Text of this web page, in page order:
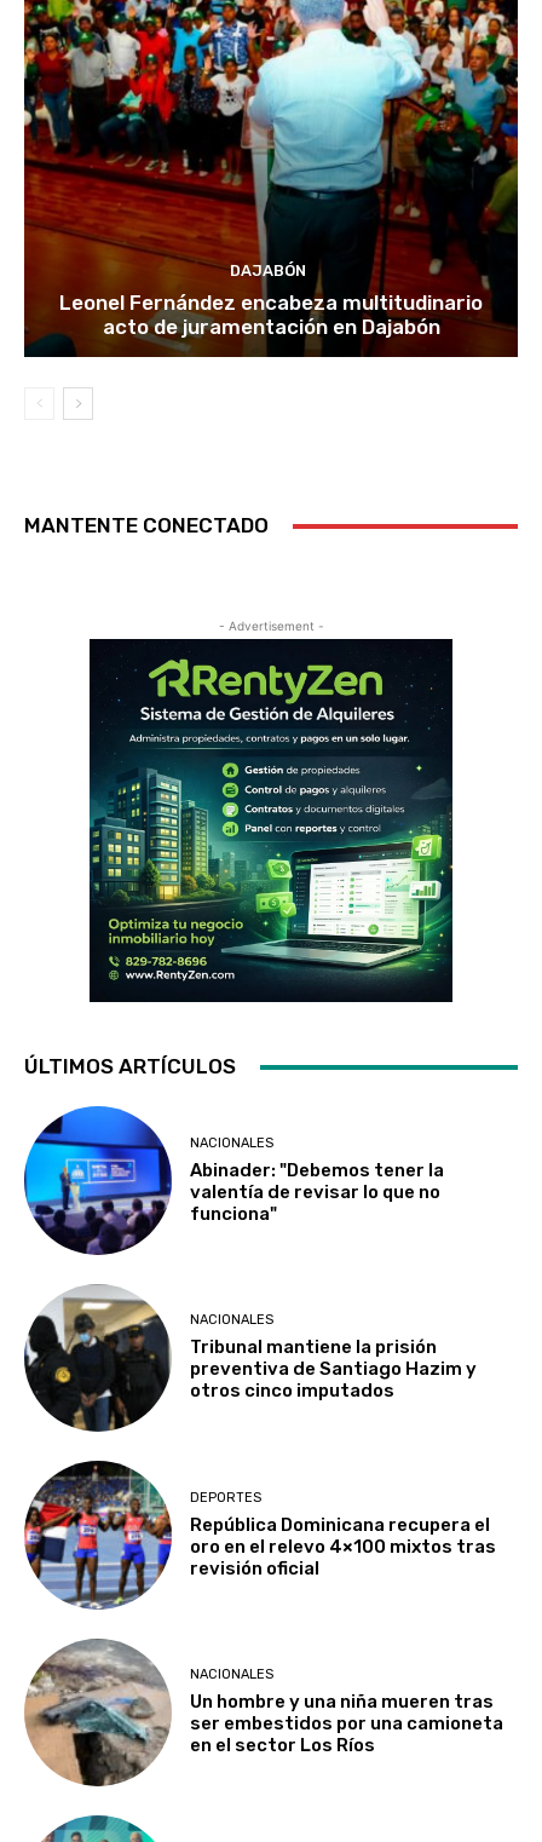
DAJABÓN
Leonel Fernández encabeza multitudinario
acto de juramentación en Dajabón
MANTENTE CONECTADO
- Advertisement -
ÚLTIMOS ARTÍCULOS
NACIONALES
Abinader: "Debemos tener la
valentía de revisar lo que no
funciona"
NACIONALES
Tribunal mantiene la prisión
preventiva de Santiago Hazim y
otros cinco imputados
DEPORTES
República Dominicana recupera el
oro en el relevo 4×100 mixtos tras
revisión oficial
NACIONALES
Un hombre y una niña mueren tras
ser embestidos por una camioneta
en el sector Los Ríos